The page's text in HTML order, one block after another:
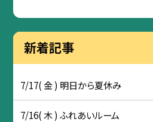
新着記事
7/17( 金 ) 明日から夏休み
7/16( 木 ) ふれあいルーム